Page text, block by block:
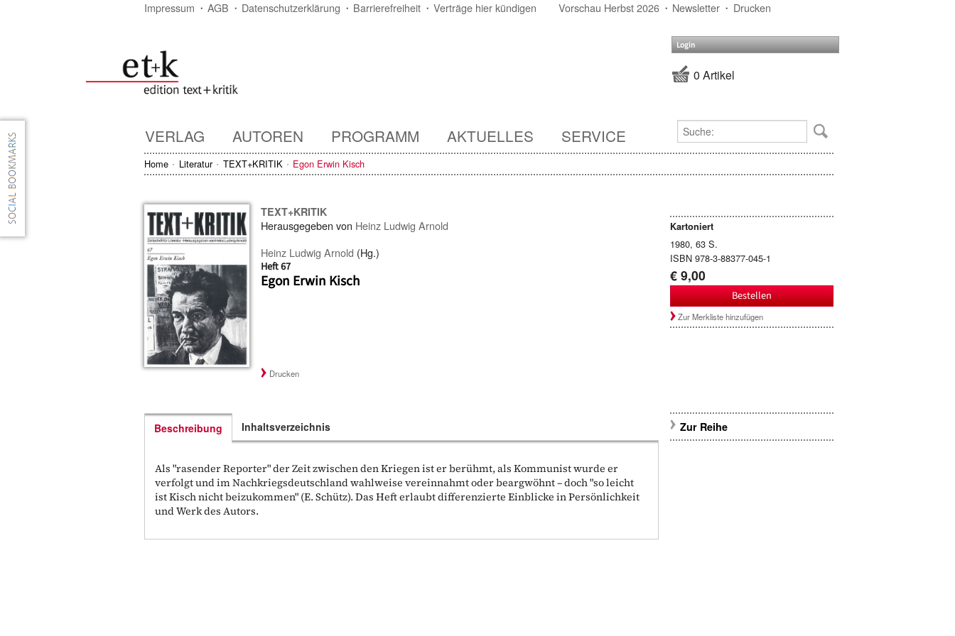
Impressum AGB Datenschutzerklärung Barrierefreiheit Verträge hier kündigen Vorschau Herbst 2026 Newsletter Drucken
Login
0 Artikel
VERLAG AUTOREN PROGRAMM AKTUELLES SERVICE
Home Literatur TEXT+KRITIK Egon Erwin Kisch
TEXT+KRITIK
Herausgegeben von Heinz Ludwig Arnold
Heinz Ludwig Arnold (Hg.)
Heft 67
Egon Erwin Kisch
Kartoniert
1980, 63 S.
ISBN 978-3-88377-045-1
€ 9,00
Bestellen
Zur Merkliste hinzufügen
Drucken
Beschreibung
Als "rasender Reporter" der Zeit zwischen den Kriegen ist er berühmt, als Kommunist wurde er
verfolgt und im Nachkriegsdeutschland wahlweise vereinnahmt oder beargwöhnt – doch "so leicht
ist Kisch nicht beizukommen" (E. Schütz). Das Heft erlaubt differenzierte Einblicke in Persönlichkeit
und Werk des Autors.
Inhaltsverzeichnis Zur Reihe